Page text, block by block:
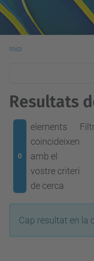
Inici
Resultats
0
elements
coincideixen
amb el
vostre criteri
de cerca
Cap resultat en la